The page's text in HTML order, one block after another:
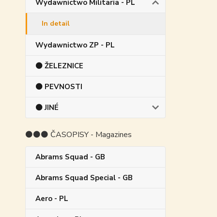
Wydawnictwo Militaria - PL
In detail
Wydawnictwo ZP - PL
⚫ ŽELEZNICE
⚫ PEVNOSTI
⚫ JINÉ
⚫⚫⚫ ČASOPISY - Magazines
Abrams Squad - GB
Abrams Squad Special - GB
Aero - PL